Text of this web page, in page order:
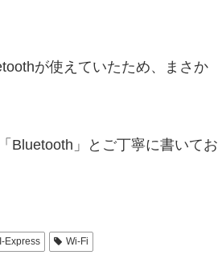
が使えていたため、まさか
Bluetooth」とご丁寧に書いてお
Express Wi-Fi